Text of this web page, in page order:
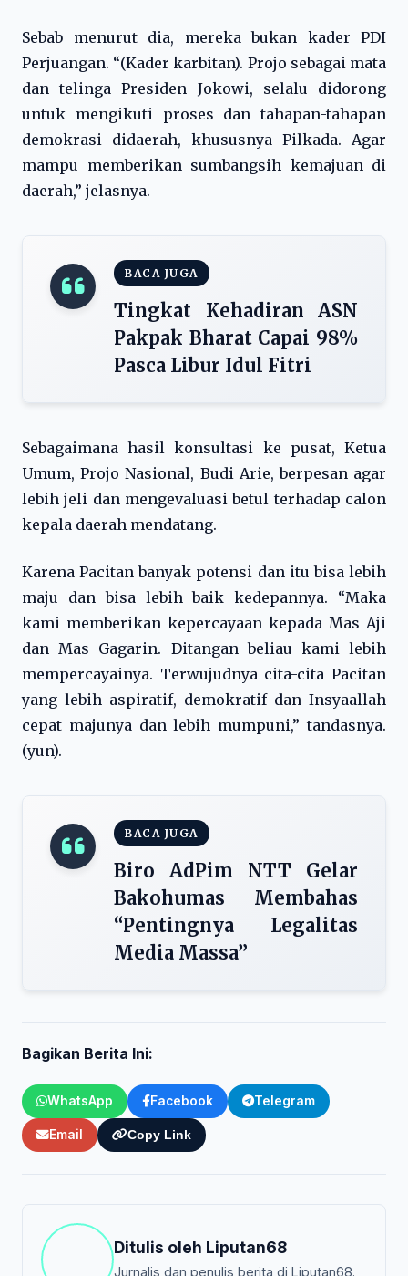
Sebab menurut dia, mereka bukan kader PDI
Perjuangan. “(Kader karbitan). Projo sebagai mata
dan telinga Presiden Jokowi, selalu didorong
untuk mengikuti proses dan tahapan-tahapan
demokrasi didaerah, khususnya Pilkada. Agar
mampu memberikan sumbangsih kemajuan di
daerah,” jelasnya.
BACA JUGA
Tingkat Kehadiran ASN
Pakpak Bharat Capai 98%
Pasca Libur Idul Fitri
Sebagaimana hasil konsultasi ke pusat, Ketua
Umum, Projo Nasional, Budi Arie, berpesan agar
lebih jeli dan mengevaluasi betul terhadap calon
kepala daerah mendatang.
Karena Pacitan banyak potensi dan itu bisa lebih
maju dan bisa lebih baik kedepannya. “Maka
kami memberikan kepercayaan kepada Mas Aji
dan Mas Gagarin. Ditangan beliau kami lebih
mempercayainya. Terwujudnya cita-cita Pacitan
yang lebih aspiratif, demokratif dan Insyaallah
cepat majunya dan lebih mumpuni,” tandasnya.
(yun).
BACA JUGA
Biro AdPim NTT Gelar
Bakohumas Membahas
“Pentingnya Legalitas
Media Massa”
Bagikan Berita Ini:
WhatsApp Facebook Telegram
Email Copy Link
Ditulis oleh Liputan68
Jurnalis dan penulis berita di Liputan68.